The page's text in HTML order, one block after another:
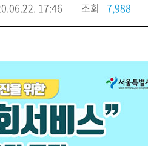
17:46 조회 7,988